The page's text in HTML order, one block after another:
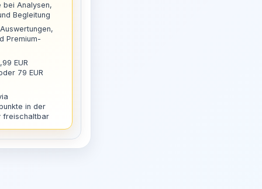
bei Analysen,
Begleitung
Premium-
EUR
79 EUR
in der
freischaltbar